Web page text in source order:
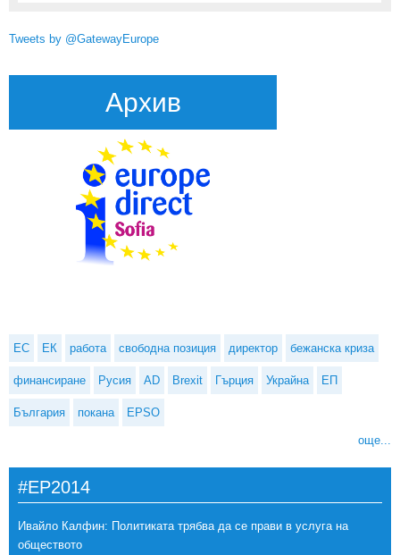
Tweets by @GatewayEurope
Архив
ЕС ЕК работа свободна позиция директор бежанска криза
финансиране Русия AD Brexit Гърция Украйна ЕП
България покана EPSO
още...
#EP2014
Ивайло Калфин: Политиката трябва да се прави в услуга на
обществото